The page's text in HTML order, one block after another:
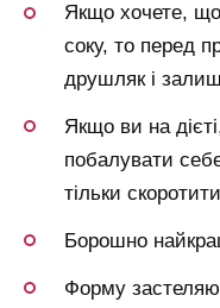
Якщо хочете,
соку, то перед
друшляк і
Якщо ви на
побалувати
тільки
Борошно
Форму